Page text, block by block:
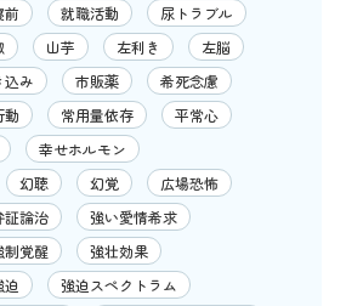
前 就職活動
尿トラブル
山芋 左利き
左脳
込み 市販薬
希死念慮
動 常用量依存
平常心
幸せホルモン
幻聴 幻覚
広場恐怖
証論治
強い愛情希求
制覚醒
強壮効果
迫
強迫スペクトラム